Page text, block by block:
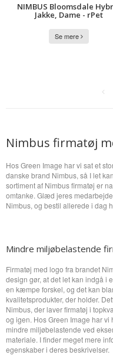
NIMBUS Bloomsdale
Jakke, Dame - rPet
Se mere
Nimbus firmatøj
Hos Green Image har vi sat et
danske brand Nimbus, så I let
sortiment af Nimbus firmatøj er
omtanke. Glæd jeres
Nimbus, og bestil allerede i dag
Mindre miljøbelastende
Firmatøj med logo fra brandet
design gør, at det let kan indgå i
en kæmpe forskel, og det kan
kvalitetsprodukter, der holder.
Nimbus, der laver firmatøj i
og igen. Hos Green Image har
mindre miljøbelastende ved
materiale. I finder meget mere
egenskaber i deres beskrivelser.